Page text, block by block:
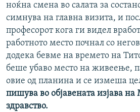
ноќна смена во салата за
симнува на главна визита, и
професорот кога ги видел
работното место почнал со
додека бевме на времето на
беше убаво место на живеење,
овие од планина и се измеша
пишува во објавената изјава на
здравство.